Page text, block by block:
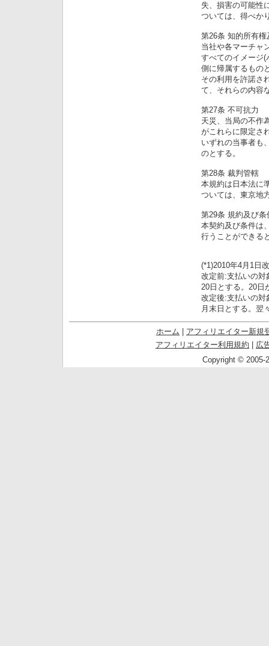
失、損害の可能性
ついては、得べか
第26条 知的所有
当社や各マーチャ
すべてのイメージ(
側に帰属するもの
その利用を許諾さ
て、それらの内容
第27条 不可抗力
天災、当局の不作
がこれらに限定さ
いずれの当事者も
のとする。
第28条 裁判管轄
本規約は日本法に
ついては、東京地
第29条 規約及び条
本契約及び条件は
行うことができる
(*1)2010年4月1日
改定前:支払いの対
20日とする。20日
改定後:支払いの対
月末日とする。翌
ホーム
アフィリエイター新規
アフィリエイター利用規約
広
Copyright © 2005-